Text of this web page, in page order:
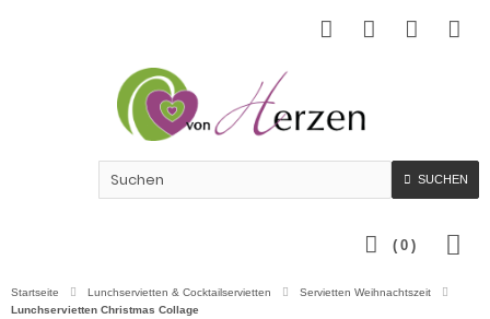
SUCHEN
( 0 )
Startseite Lunchservietten & Cocktailservietten
Servietten Weihnachtszeit
Lunchservietten Christmas Collage